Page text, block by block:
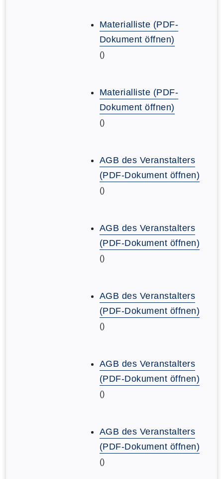
Materialliste (PDF-
Dokument öffnen)
()
Materialliste (PDF-
Dokument öffnen)
()
AGB des Veranstalters
(PDF-Dokument öffnen)
()
AGB des Veranstalters
(PDF-Dokument öffnen)
()
AGB des Veranstalters
(PDF-Dokument öffnen)
()
AGB des Veranstalters
(PDF-Dokument öffnen)
()
AGB des Veranstalters
(PDF-Dokument öffnen)
()